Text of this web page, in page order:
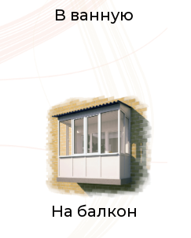
В ванную
На балкон